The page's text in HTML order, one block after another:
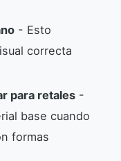
- Esto
correcta
para retales -
base cuando
formas